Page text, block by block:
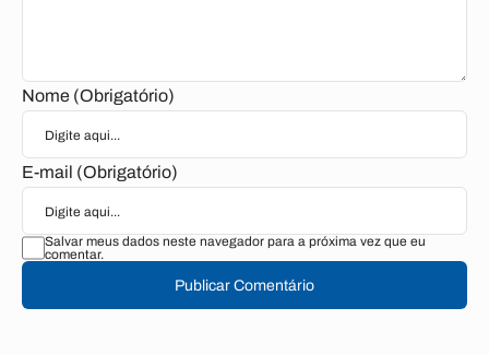
Nome (Obrigatório)
E-mail (Obrigatório)
Salvar meus dados neste navegador para a próxima vez que eu
comentar.
Publicar Comentário